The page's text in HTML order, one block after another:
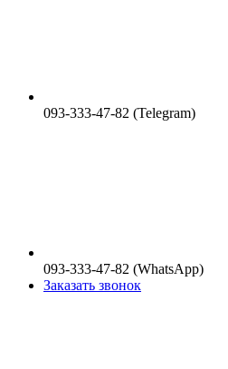
093-333-47-82 (Telegram)
093-333-47-82 (WhatsApp)
Заказать звонок